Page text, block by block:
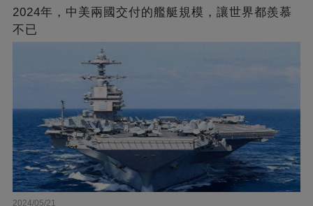
2024年，中美兩國交付的艦艇規模，讓世界都羨慕
不已
2024/05/21